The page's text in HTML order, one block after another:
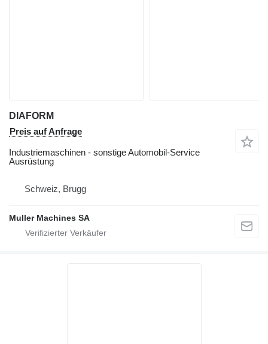
DIAFORM
Preis auf Anfrage
Industriemaschinen - sonstige Automobil-Service
Ausrüstung
Schweiz, Brugg
Muller Machines SA